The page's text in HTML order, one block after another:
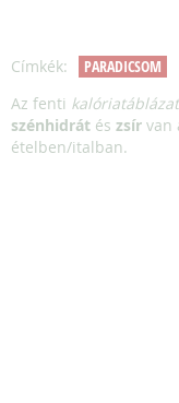
Címkék:
PARADICSOM
Az fenti kalóriatáblázat
szénhidrát és zsír van
ételben/italban.